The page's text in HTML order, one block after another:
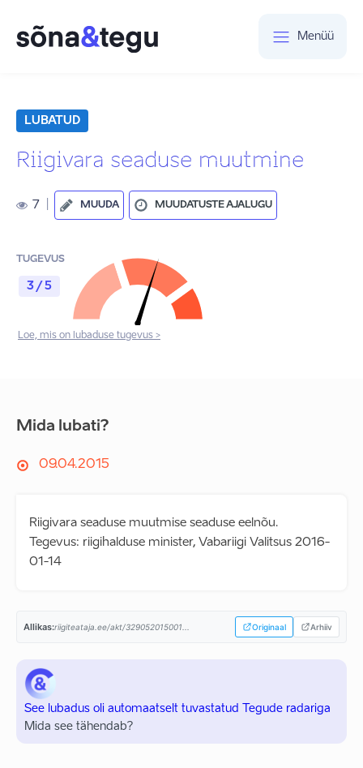
Menüü
LUBATUD
Riigivara seaduse muutmine
7 MUUDA MUUDATUSTE AJALUGU
TUGEVUS
3 / 5
Loe, mis on lubaduse tugevus >
Mida lubati?
09.04.2015
Riigivara seaduse muutmise seaduse eelnõu.
Tegevus: riigihalduse minister, Vabariigi Valitsus 2016-
01-14
Allikas:riigiteataja.ee/akt/329052015001... Originaal Arhiiv
See lubadus oli automaatselt tuvastatud Tegude radariga
Mida see tähendab?